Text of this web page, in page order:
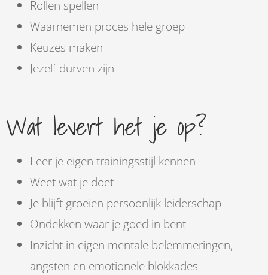
Rollen spellen
Waarnemen proces hele groep
Keuzes maken
Jezelf durven zijn
Wat levert het je op?
Leer je eigen trainingsstijl kennen
Weet wat je doet
Je blijft groeien persoonlijk leiderschap
Ondekken waar je goed in bent
Inzicht in eigen mentale belemmeringen,
angsten en emotionele blokkades